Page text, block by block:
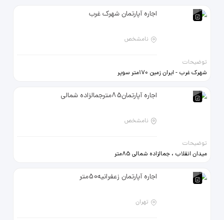
اجاره آپارتمان شهرک غرب
نامشخص
توضیحات
شهرک غرب - ایران زمین 170متر سوپر
نوسازی شده با متریال درجه یک
09123004029
اجاره آپارتمان85مترجمالزاده شمالی
نامشخص
توضیحات
میدان انقلاب ، جمالزاده شمالی 85متر
09123709001 66940932
اجاره آپارتمان زعفرانیه50متر
تهران